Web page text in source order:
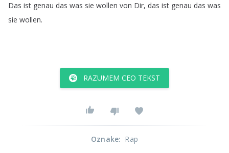
Das ist genau das was sie wollen von Dir, das ist genau das was
sie wollen.
RAZUMEM CEO TEKST
Oznake: Rap